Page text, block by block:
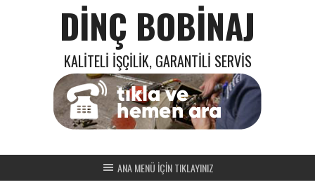
DINÇ BOBINAJ
KALITELI İŞÇILIK, GARANTILI SERVIS
ANA MENÜ İÇİN TIKLAYINIZ